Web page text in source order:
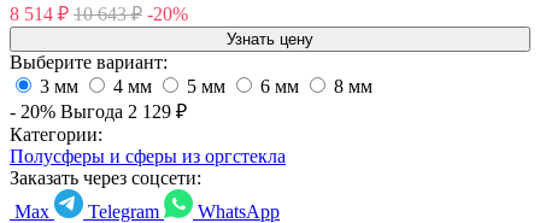
8 514 ₽ 10 643 ₽ -20%
Узнать цену
Выберите вариант:
3 мм
4 мм 5 мм 6 мм
8 мм
- 20% Выгода 2 129 ₽
Категории:
Полусферы и сферы из оргстекла
Заказать через соцсети:
Max
Telegram WhatsApp